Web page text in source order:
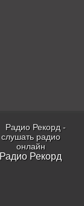
Радио Рекорд